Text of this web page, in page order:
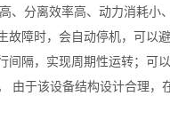
、分离效率高、动力消耗
障时，会自动停机，可以
间隔，实现周期性运转；可
由于该设备结构设计合理